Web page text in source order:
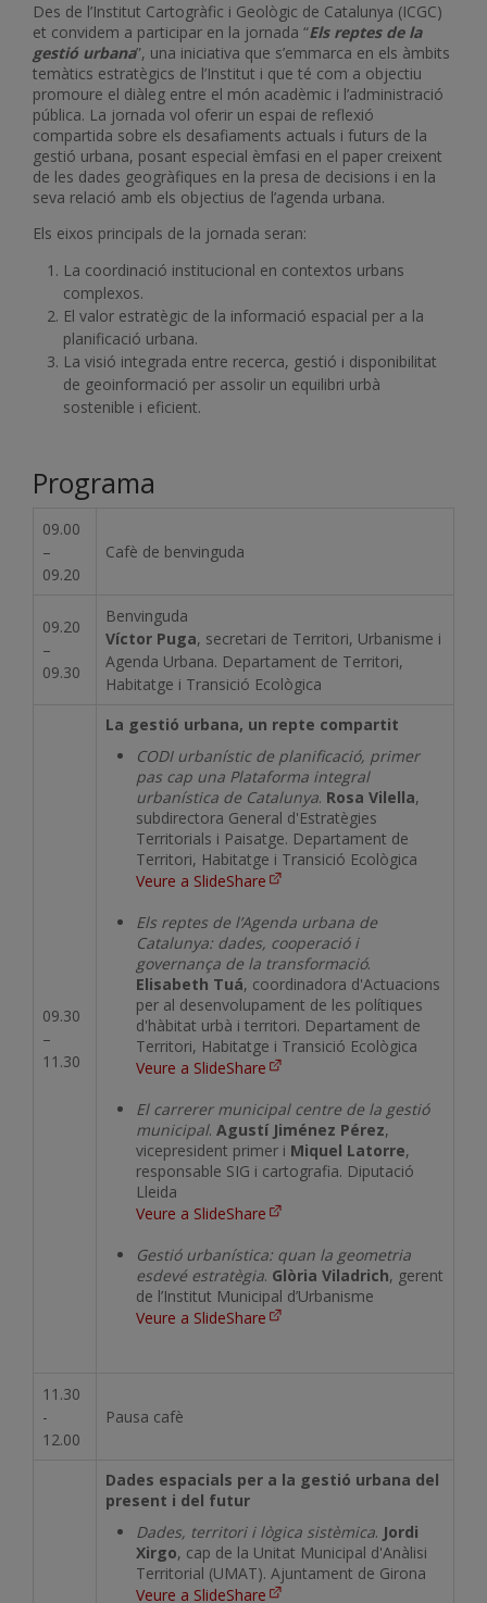
Des de l’Institut Cartogràfic i Geològic de Catalunya (ICGC)
et convidem a participar en la jornada “Els reptes de la
gestió urbana”, una iniciativa que s’emmarca en els àmbits
temàtics estratègics de l’Institut i que té com a objectiu
promoure el diàleg entre el món acadèmic i l’administració
pública. La jornada vol oferir un espai de reflexió
compartida sobre els desafiaments actuals i futurs de la
gestió urbana, posant especial èmfasi en el paper creixent
de les dades geogràfiques en la presa de decisions i en la
seva relació amb els objectius de l’agenda urbana.
Els eixos principals de la jornada seran:
La coordinació institucional en contextos urbans
complexos.
El valor estratègic de la informació espacial per a la
planificació urbana.
La visió integrada entre recerca, gestió i disponibilitat
de geoinformació per assolir un equilibri urbà
sostenible i eficient.
Programa
09.00
–
09.20
Cafè de benvinguda
09.20
–
09.30
Benvinguda
Víctor Puga, secretari de Territori, Urbanisme i
Agenda Urbana. Departament de Territori,
Habitatge i Transició Ecològica
09.30
–
11.30
La gestió urbana, un repte compartit
CODI urbanístic de planificació, primer
pas cap una Plataforma integral
urbanística de Catalunya. Rosa Vilella,
subdirectora General d'Estratègies
Territorials i Paisatge. Departament de
Territori, Habitatge i Transició Ecològica
Veure a SlideShare
Els reptes de l’Agenda urbana de
Catalunya: dades, cooperació i
governança de la transformació.
Elisabeth Tuá, coordinadora d'Actuacions
per al desenvolupament de les polítiques
d'hàbitat urbà i territori. Departament de
Territori, Habitatge i Transició Ecològica
Veure a SlideShare
El carrerer municipal centre de la gestió
municipal. Agustí Jiménez Pérez,
vicepresident primer i Miquel Latorre,
responsable SIG i cartografia. Diputació
Lleida
Veure a SlideShare
Gestió urbanística: quan la geometria
esdevé estratègia. Glòria Viladrich, gerent
de l’Institut Municipal d’Urbanisme
Veure a SlideShare
11.30
-
12.00
Pausa cafè
Dades espacials per a la gestió urbana del
present i del futur
Dades, territori i lògica sistèmica. Jordi
Xirgo, cap de la Unitat Municipal d'Anàlisi
Territorial (UMAT). Ajuntament de Girona
Veure a SlideShare